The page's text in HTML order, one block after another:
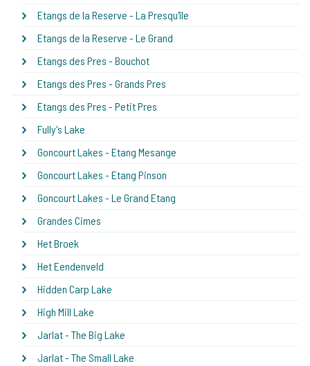
Etangs de la Reserve - La Presqu'île
Etangs de la Reserve - Le Grand
Etangs des Pres - Bouchot
Etangs des Pres - Grands Pres
Etangs des Pres - Petit Pres
Fully's Lake
Goncourt Lakes - Etang Mesange
Goncourt Lakes - Etang Pinson
Goncourt Lakes - Le Grand Etang
Grandes Cimes
Het Broek
Het Eendenveld
Hidden Carp Lake
High Mill Lake
Jarlat - The Big Lake
Jarlat - The Small Lake